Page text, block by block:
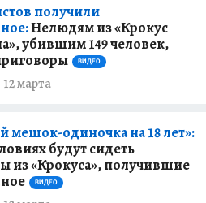
получили
Нелюдям из «Крокус
убившим 149 человек,
ВИДЕО
12 марта
мешок-одиночка на 18 лет»:
будут сидеть
из «Крокуса», получившие
ВИДЕО